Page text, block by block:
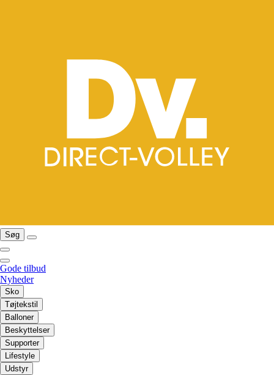
Søg
Gode tilbud
Nyheder
Sko
Tøjtekstil
Balloner
Beskyttelser
Supporter
Lifestyle
Udstyr